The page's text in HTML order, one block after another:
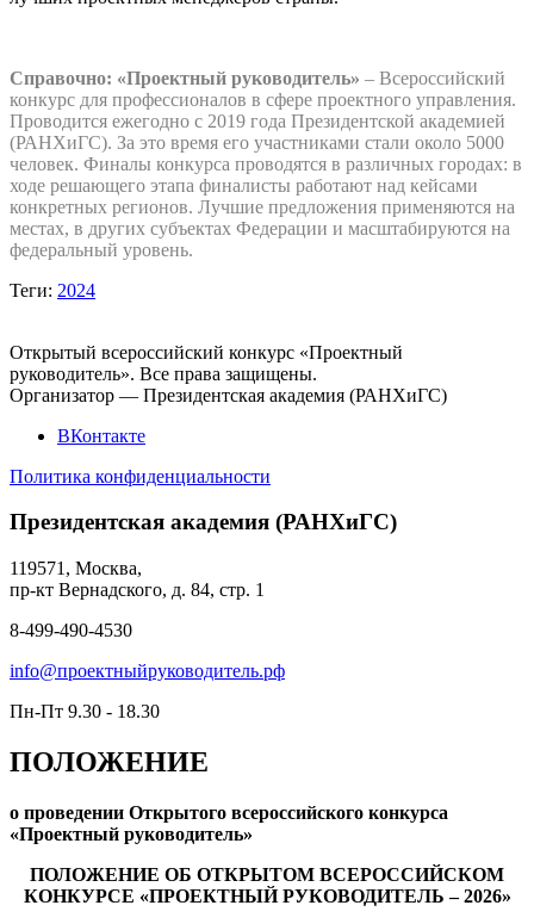
Справочно: «Проектный руководитель» – Всероссийский
конкурс для профессионалов в сфере проектного управления.
Проводится ежегодно с 2019 года Президентской академией
(РАНХиГС). За это время его участниками стали около 5000
человек. Финалы конкурса проводятся в различных городах: в
ходе решающего этапа финалисты работают над кейсами
конкретных регионов. Лучшие предложения применяются на
местах, в других субъектах Федерации и масштабируются на
федеральный уровень.
Теги: 2024
Открытый всероссийский конкурс «Проектный
руководитель». Все права защищены.
Организатор — Президентская академия (РАНХиГС)
ВКонтакте
Политика конфиденциальности
Президентская академия (РАНХиГС)
119571, Москва,
пр-кт Вернадского, д. 84, стр. 1
8-499-490-4530
info@проектныйруководитель.рф
Пн-Пт 9.30 - 18.30
ПОЛОЖЕНИЕ
о проведении Открытого всероссийского конкурса
«Проектный руководитель»
ПОЛОЖЕНИЕ ОБ ОТКРЫТОМ ВСЕРОССИЙСКОМ
КОНКУРСЕ «ПРОЕКТНЫЙ РУКОВОДИТЕЛЬ – 2026»